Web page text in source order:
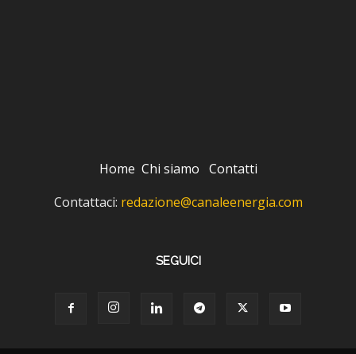
Home Chi siamo Contatti
Contattaci: redazione@canaleenergia.com
SEGUICI